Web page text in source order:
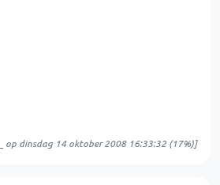
op dinsdag 14 oktober 2008 16:33:32 (17%)]